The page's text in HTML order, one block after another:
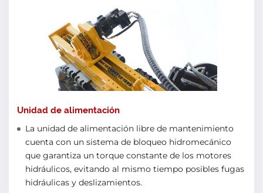
Unidad de alimentación
La unidad de alimentación libre de mantenimiento
cuenta con un sistema de bloqueo hidromecánico
que garantiza un torque constante de los motores
hidráulicos, evitando al mismo tiempo posibles fugas
hidráulicas y deslizamientos.